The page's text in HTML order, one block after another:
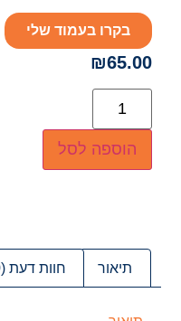
בקרו בעמוד שלי
₪65.00
הוספה לסל
תיאור חוות דעת (0)